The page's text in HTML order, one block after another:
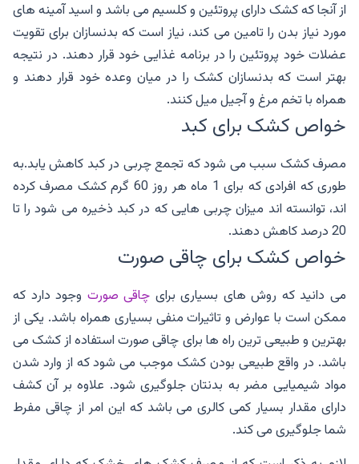
از آنجا که کشک دارای پروتئین و کلسیم می باشد و اسید آمینه های
مورد نیاز بدن را تامین می کند، نیاز است که بدنسازان برای تقویت
عضلات خود پروتئین را در برنامه غذایی خود قرار دهند. در نتیجه
بهتر است که بدنسازان کشک را در میان وعده خود قرار دهند و
همراه با تخم مرغ و آجیل میل کنند.
خواص کشک برای کبد
مصرف کشک سبب می شود که تجمع چربی در کبد کاهش یابد.به
طوری که افرادی که برای 1 ماه هر روز 60 گرم کشک مصرف کرده
اند، توانسته اند میزان چربی هایی که در کبد ذخیره می شود را تا
20 درصد کاهش دهند.
خواص کشک برای چاقی صورت
می دانید که روش های بسیاری برای چاقی صورت وجود دارد که
ممکن است با عوارض و تاثیرات منفی بسیاری همراه باشد. یکی از
بهترین و طبیعی ترین راه ها برای چاقی صورت استفاده از کشک می
باشد. در واقع طبیعی بودن کشک موجب می شود که از وارد شدن
مواد شیمیایی مضر به بدنتان جلوگیری شود. علاوه بر آن کشف
دارای مقدار بسیار کمی کالری می باشد که این امر از چاقی مفرط
شما جلوگیری می کند.